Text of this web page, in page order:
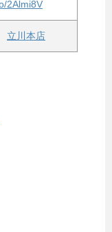
2Almi8V
立川本店